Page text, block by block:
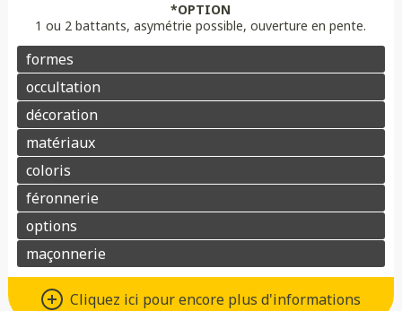
*OPTION
1 ou 2 battants, asymétrie possible, ouverture en pente.
Cliquez ici pour encore plus d'informations
Différents types d’ouvertures